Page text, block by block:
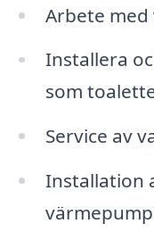
Arbete
Installera
som
Service av
Installation